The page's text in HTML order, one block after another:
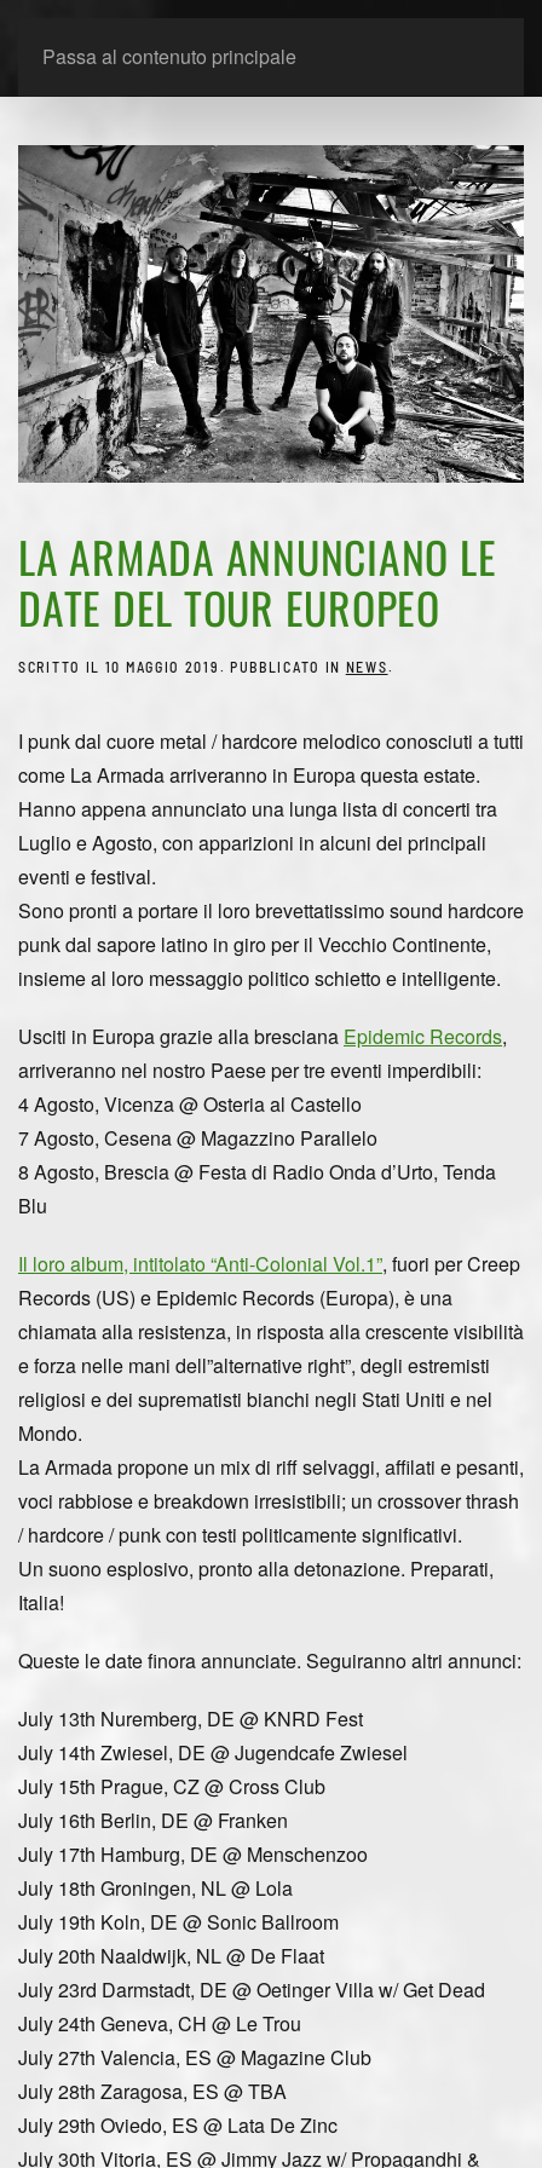
Passa al contenuto principale
LA ARMADA ANNUNCIANO LE
DATE DEL TOUR EUROPEO
SCRITTO IL 10 MAGGIO 2019 . PUBBLICATO IN NEWS
I punk dal cuore metal / hardcore melodico conosciuti a tutti
come La Armada arriveranno in Europa questa estate.
Hanno appena annunciato una lunga lista di concerti tra
Luglio e Agosto, con apparizioni in alcuni dei principali
eventi e festival.
Sono pronti a portare il loro brevettatissimo sound hardcore
punk dal sapore latino in giro per il Vecchio Continente,
insieme al loro messaggio politico schietto e intelligente.
Usciti in Europa grazie alla bresciana Epidemic Records,
arriveranno nel nostro Paese per tre eventi imperdibili:
4 Agosto, Vicenza @ Osteria al Castello
7 Agosto, Cesena @ Magazzino Parallelo
8 Agosto, Brescia @ Festa di Radio Onda d’Urto, Tenda
Blu
Il loro album, intitolato “Anti-Colonial Vol.1”, fuori per Creep
Records (US) e Epidemic Records (Europa), è una
chiamata alla resistenza, in risposta alla crescente visibilità
e forza nelle mani dell”alternative right”, degli estremisti
religiosi e dei suprematisti bianchi negli Stati Uniti e nel
Mondo.
La Armada propone un mix di riff selvaggi, affilati e pesanti,
voci rabbiose e breakdown irresistibili; un crossover thrash
/ hardcore / punk con testi politicamente significativi.
Un suono esplosivo, pronto alla detonazione. Preparati,
Italia!
Queste le date finora annunciate. Seguiranno altri annunci:
July 13th Nuremberg, DE @ KNRD Fest
July 14th Zwiesel, DE @ Jugendcafe Zwiesel
July 15th Prague, CZ @ Cross Club
July 16th Berlin, DE @ Franken
July 17th Hamburg, DE @ Menschenzoo
July 18th Groningen, NL @ Lola
July 19th Koln, DE @ Sonic Ballroom
July 20th Naaldwijk, NL @ De Flaat
July 23rd Darmstadt, DE @ Oetinger Villa w/ Get Dead
July 24th Geneva, CH @ Le Trou
July 27th Valencia, ES @ Magazine Club
July 28th Zaragosa, ES @ TBA
July 29th Oviedo, ES @ Lata De Zinc
July 30th Vitoria, ES @ Jimmy Jazz w/ Propagandhi &